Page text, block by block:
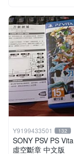
Y9199433501 132
SONY PSV PS
虛空斷章 中文版